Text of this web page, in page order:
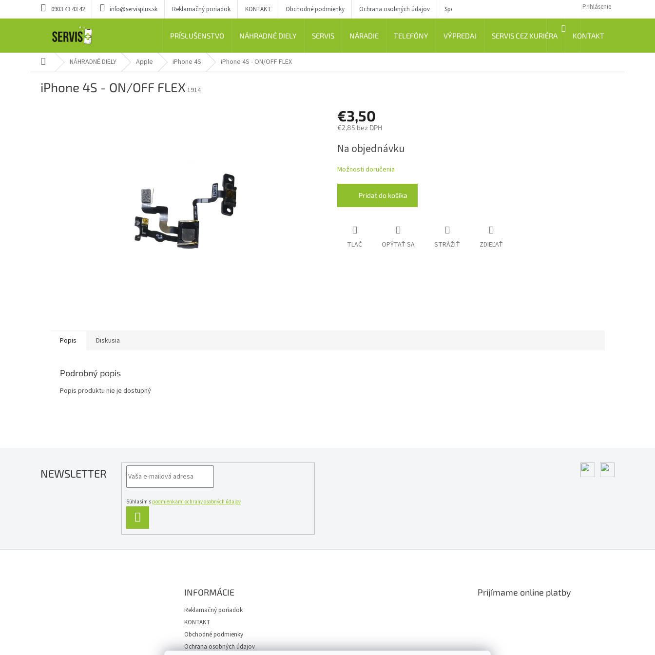
0903 43 43 42 info@servisplus.sk Reklamačný poriadok KONTAKT Obchodné podmienky Ochrana osobných údajov Spôsob dopravy Prihlásenie
NÁKUPNÝ
PRÍSLUŠENSTVO NÁHRADNÉ DIELY SERVIS NÁRADIE TELEFÓNY VÝPREDAJ SERVIS CEZ KURIÉRA KONTAKT
DomovNÁHRADNÉ DIELY Apple iPhone 4S iPhone 4S - ON/OFF FLEX
iPhone 4S - ON/OFF FLEX 1914
€3,50
€2,85 bez DPH
cena:
Na objednávku
Možnosti doručenia
Pridať do košíka
TLAČ OPÝTAŤ SA STRÁŽIŤ ZDIEĽAŤ
Popis Diskusia
Podrobný popis
Popis produktu nie je dostupný
NEWSLETTER
Súhlasím s podmienkami ochrany osobných údajov
SA
INFORMÁCIE
Reklamačný poriadok
KONTAKT
Obchodné podmienky
Ochrana osobných údajov
Prijímame online platby